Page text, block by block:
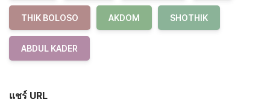
THIK BOLOSO AKDOM SHOTHIK
ABDUL KADER
แชร์ URL